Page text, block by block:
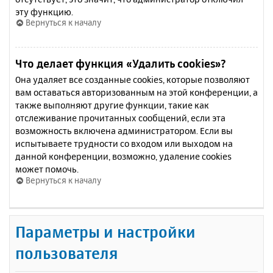
эту функцию.
Вернуться к началу
Что делает функция «Удалить cookies»?
Она удаляет все созданные cookies, которые позволяют
вам оставаться авторизованным на этой конференции, а
также выполняют другие функции, такие как
отслеживание прочитанных сообщений, если эта
возможность включена администратором. Если вы
испытываете трудности со входом или выходом на
данной конференции, возможно, удаление cookies
может помочь.
Вернуться к началу
Параметры и настройки
пользователя